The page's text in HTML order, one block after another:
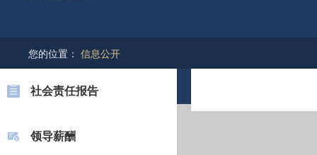
您的位置： 信息公开
社会责任报告
领导薪酬